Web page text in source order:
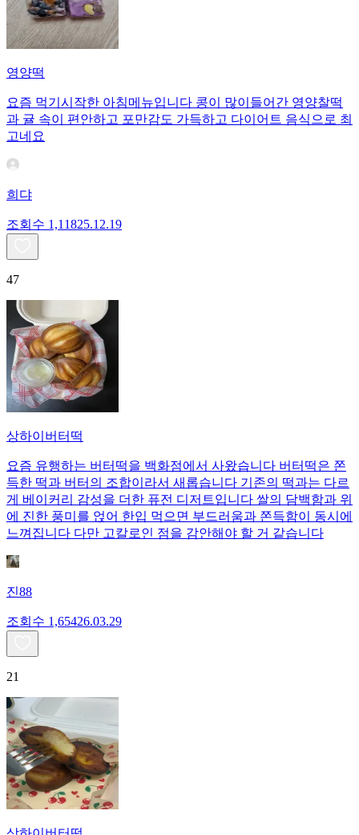
영양떡
요즘 먹기시작한 아침메뉴입니다 콩이 많이들어간 영양찰떡
과 귤 속이 편안하고 포만감도 가득하고 다이어트 음식으로 최
고네요
희댜
조회수 1,11825.12.19
47
상하이버터떡
요즘 유행하는 버터떡을 백화점에서 사왔습니다 버터떡은 쫀
득한 떡과 버터의 조합이라서 새롭습니다 기존의 떡과는 다르
게 베이커리 감성을 더한 퓨전 디저트입니다 쌀의 담백함과 위
에 진한 풍미를 얹어 한입 먹으면 부드러움과 쫀득함이 동시에
느껴집니다 다만 고칼로인 점을 감안해야 할 거 같습니다
진88
조회수 1,65426.03.29
21